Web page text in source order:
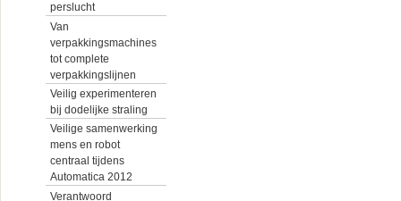
perslucht
Van
verpakkingsmachines
tot complete
verpakkingslijnen
Veilig experimenteren
bij dodelijke straling
Veilige samenwerking
mens en robot
centraal tijdens
Automatica 2012
Verantwoord